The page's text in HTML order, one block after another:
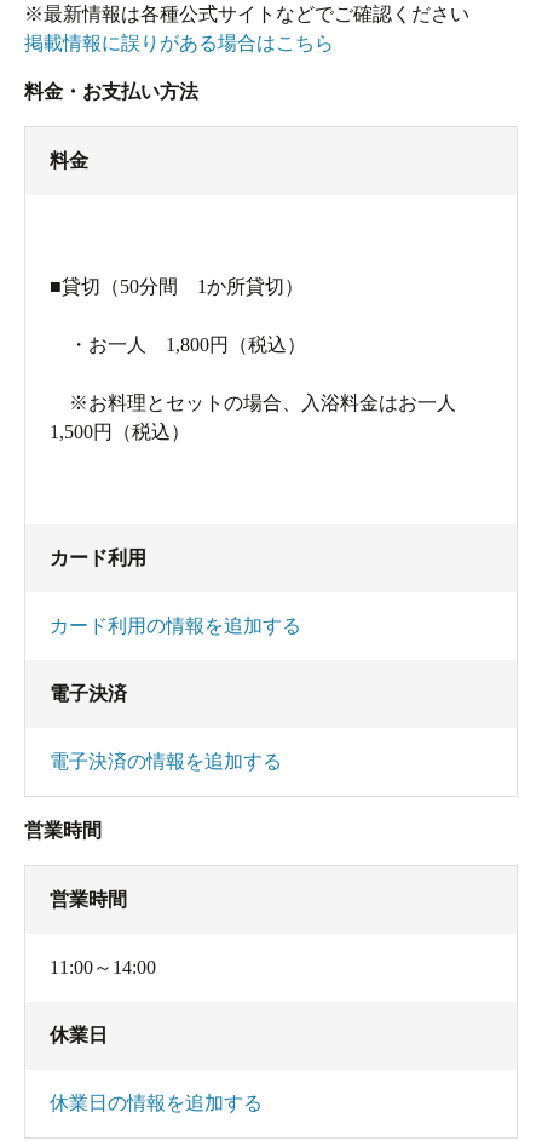
※最新情報は各種公式サイトなどでご確認ください
掲載情報に誤りがある場合はこちら
料金・お支払い方法
料金
■貸切（50分間 1か所貸切）
・お一人 1,800円（税込）
※お料理とセットの場合、入浴料金はお一人
1,500円（税込）
カード利用
カード利用の情報を追加する
電子決済
電子決済の情報を追加する
営業時間
営業時間
11:00～14:00
休業日
休業日の情報を追加する